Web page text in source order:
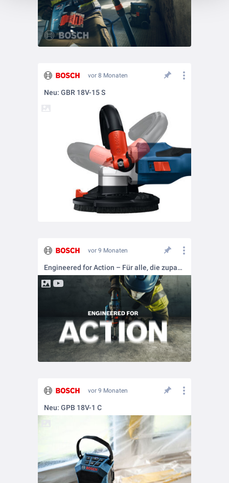
vor 8 Monaten
Neu: GBR 18V-15 S
vor 9 Monaten
Engineered for Action – Für alle, die zupacken statt reden
vor 9 Monaten
Neu: GPB 18V-1 C